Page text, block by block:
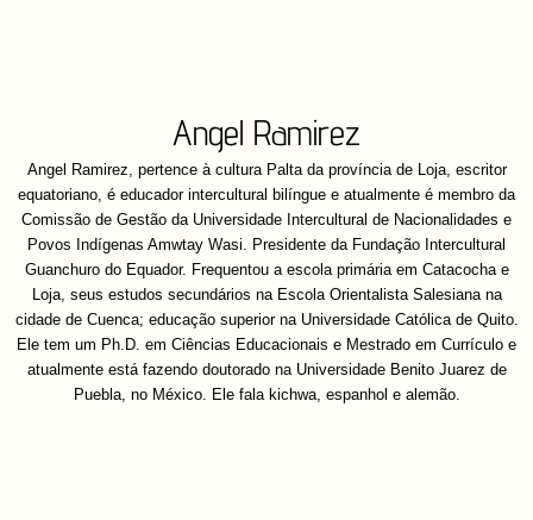
Angel Ramirez
Angel Ramirez, pertence à cultura Palta da província de Loja, escritor
equatoriano, é educador intercultural bilíngue e atualmente é membro da
Comissão de Gestão da Universidade Intercultural de Nacionalidades e
Povos Indígenas Amwtay Wasi. Presidente da Fundação Intercultural
Guanchuro do Equador. Frequentou a escola primária em Catacocha e
Loja, seus estudos secundários na Escola Orientalista Salesiana na
cidade de Cuenca; educação superior na Universidade Católica de Quito.
Ele tem um Ph.D. em Ciências Educacionais e Mestrado em Currículo e
atualmente está fazendo doutorado na Universidade Benito Juarez de
Puebla, no México. Ele fala kichwa, espanhol e alemão.